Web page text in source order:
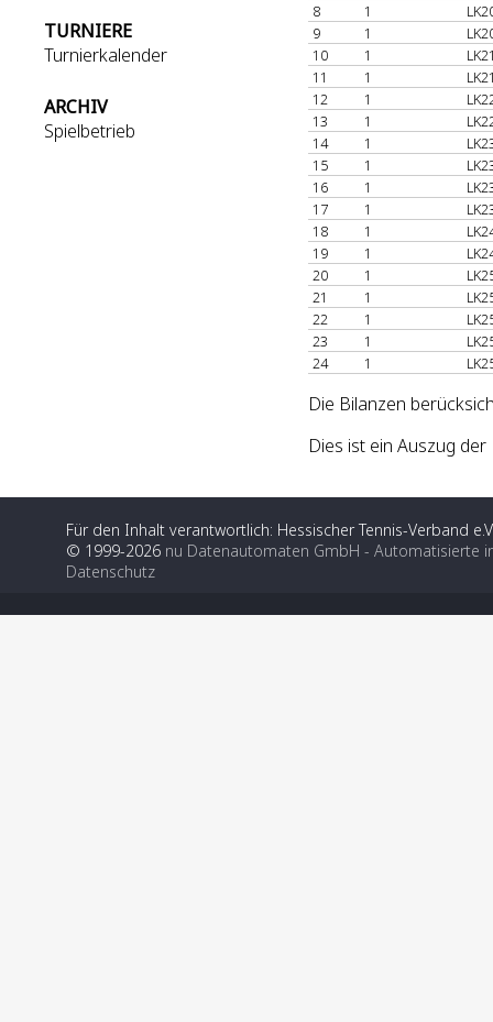
TURNIERE
Turnierkalender
ARCHIV
Spielbetrieb
8
1
9
1
10
1
11
1
12
1
13
1
14
1
15
1
16
1
17
1
18
1
19
1
20
1
21
1
22
1
23
1
24
1
Die Bilanzen
Dies ist ein Auszug
Für den Inhalt verantwortlich: Hessischer Tennis-Verband
© 1999-2026 nu Datenautomaten GmbH - Automatisierte
Datenschutz